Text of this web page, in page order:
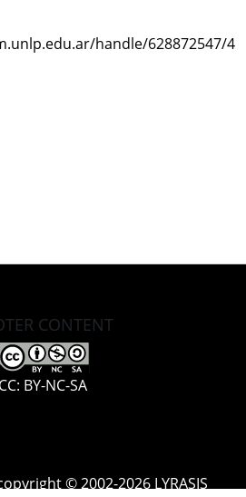
handle/628872547/4
CONTENT
CC: BY-NC-SA
© 2002-2026 LYRASIS